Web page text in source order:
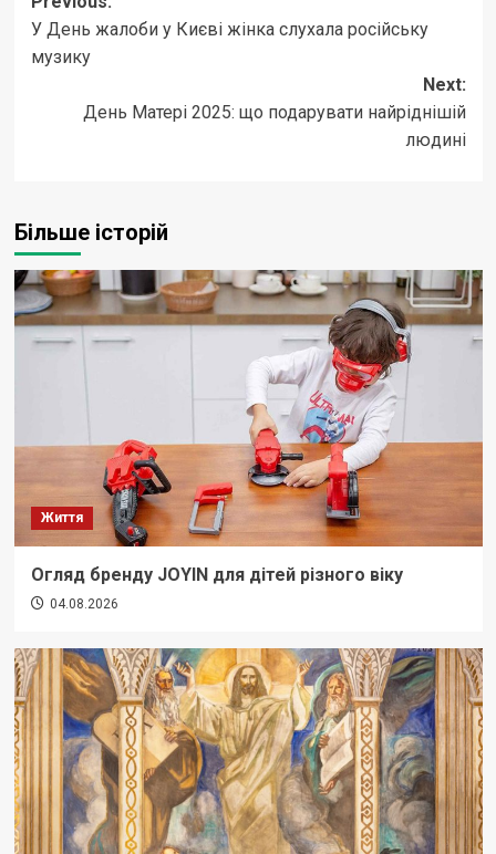
navigation
У День жалоби у Києві жінка слухала російську
музику
Next:
День Матері 2025: що подарувати найріднішій
людині
Більше історій
Життя
Огляд бренду JOYIN для дітей різного віку
04.08.2026